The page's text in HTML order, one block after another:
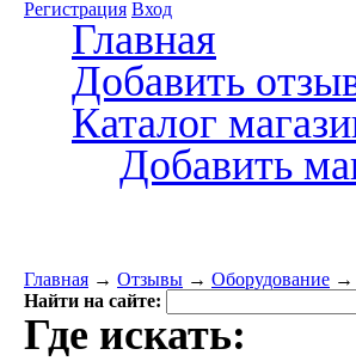
Регистрация Вход
Главная
Добавить
Каталог
Добавить
Главная → Отзывы → Оборудование →
Найти на сайте:
Где искать: